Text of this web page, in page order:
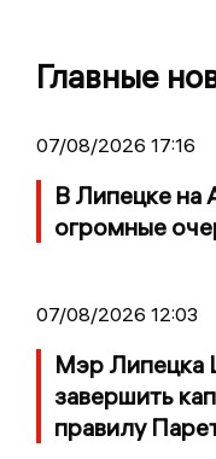
Главные
07/08/2026 17:16
В Липецке на
огромные
07/08/2026 12:03
Мэр Липецка
завершить
правилу